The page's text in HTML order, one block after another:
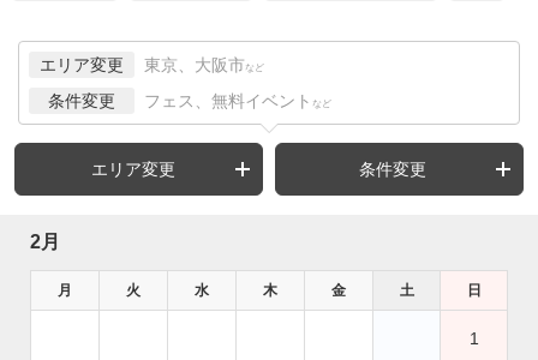
エリア変更 東京、大阪市 など
条件変更 フェス、無料イベント など
エリア変更 条件変更
2月
月 火 水 木 金 土 日
1